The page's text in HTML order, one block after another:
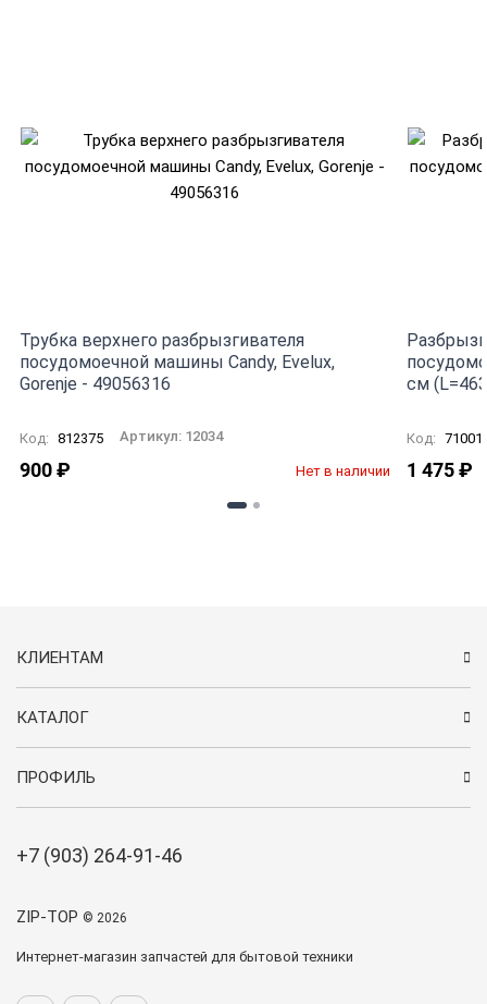
Трубка верхнего разбрызгивателя
посудомоечной машины Candy, Evelux,
Gorenje - 49056316
Код: 812375 Артикул: 12034
900₽ Нет в наличии
см
Код:
1 475₽
ZIP-TOP © 2026
Интернет-магазин запчастей для бытовой техники
КЛИЕНТАМ
КАТАЛОГ
ПРОФИЛЬ
+7 (903) 264-91-46